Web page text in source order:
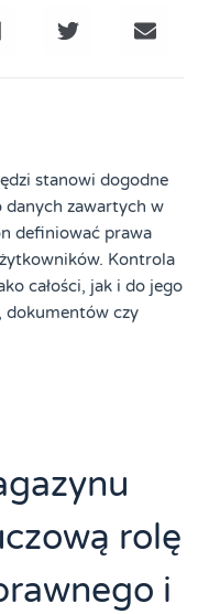
stanowi dogodne
danych zawartych w
definiować prawa
Kontrola
całości, jak i do jego
dokumentów czy
rolę
i